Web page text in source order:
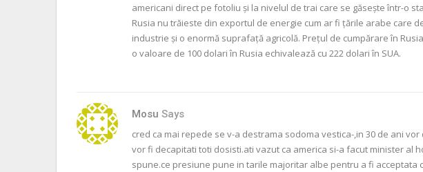
americani direct pe fotoliu şi la nivelul de trai care se găseşte într-o
Rusia nu trăieste din exportul de energie cum ar fi ţările arabe care
industrie şi o enormă suprafaţă agricolă. Preţul de cumpărare în
o valoare de 100 dolari în Rusia echivalează cu 222 dolari în SUA.
Mosu Says
cred ca mai repede se v-a destrama sodoma vestica-,in 30 de ani
vor fi decapitati toti dosisti.ati vazut ca america si-a facut minister al
spune.ce presiune pune in tarile majoritar albe pentru a fi acceptata